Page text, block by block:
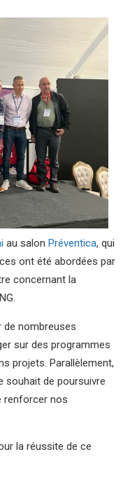
au salon Préventica, qui
ont été abordées par
concernant la
de nombreuses
sur des programmes
projets. Parallèlement,
souhait de poursuivre
renforcer nos
la réussite de ce